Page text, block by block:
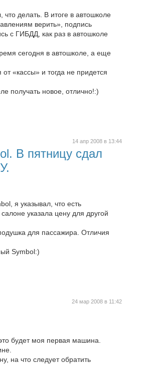
делать. В итоге в автошколе
верить», подпись
с ГИБДД, как раз в автошколе
сегодня в автошколе, а еще
«кассы» и тогда не придется
получать новое, отлично!:)
14 апр 2008 в 13:44
В пятницу сдал
я указывал, что есть
указала цену для другой
для пассажира. Отличия
Symbol:)
24 мар 2008 в 11:42
будет моя первая машина.
на что следует обратить